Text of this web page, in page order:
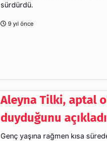
sürdürdü.
9 yıl önce
Aleyna Tilki, aptal
duyduğunu açıkladı
Genç yaşına rağmen kısa